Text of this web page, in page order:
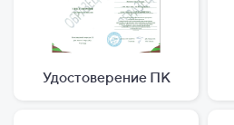
Удостоверение ПК